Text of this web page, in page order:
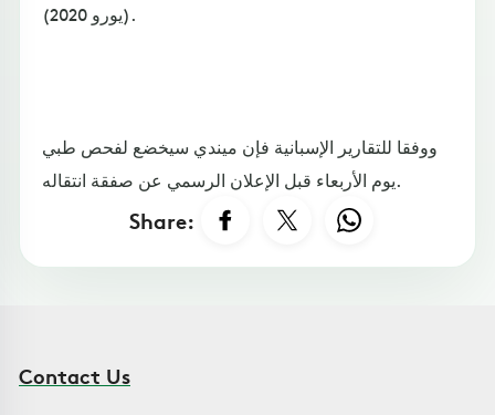
(يورو 2020).
ووفقا للتقارير الإسبانية فإن ميندي سيخضع لفحص طبي
يوم الأربعاء قبل الإعلان الرسمي عن صفقة انتقاله.
Share:
Contact Us